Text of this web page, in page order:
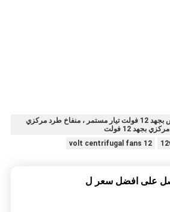
مراوح تبريد منفاخ بدون فرش بجهد 12 فولت تيار مستمر ، منفاخ طرد مركزي
12 volt centrifugal fans
على افضل سعر ل